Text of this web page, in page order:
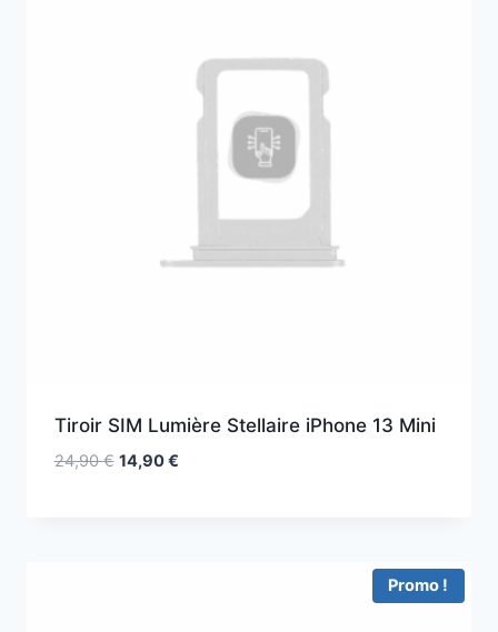
Tiroir SIM Lumière Stellaire iPhone 13 Mini
24,90€ 14,90€
Promo !